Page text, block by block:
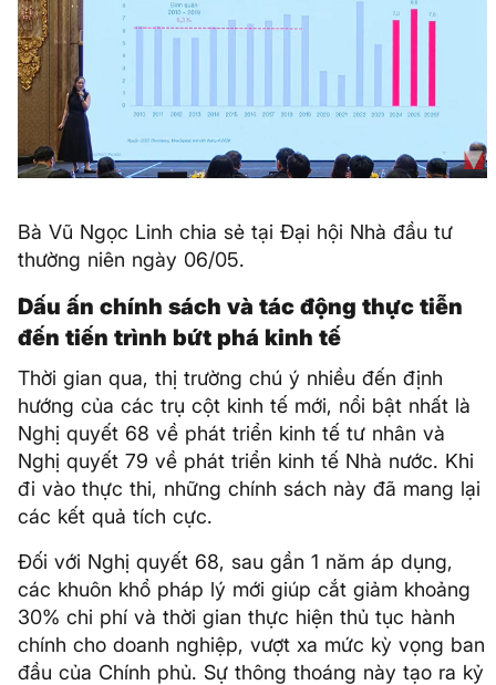
Bà Vũ Ngọc Linh chia sẻ tại Đại hội Nhà đầu tư
thường niên ngày 06/05.
Dấu ấn chính sách và tác động thực tiễn
đến tiến trình bứt phá kinh tế
Thời gian qua, thị trường chú ý nhiều đến định
hướng của các trụ cột kinh tế mới, nổi bật nhất là
Nghị quyết 68 về phát triển kinh tế tư nhân và
Nghị quyết 79 về phát triển kinh tế Nhà nước. Khi
đi vào thực thi, những chính sách này đã mang lại
các kết quả tích cực.
Đối với Nghị quyết 68, sau gần 1 năm áp dụng,
các khuôn khổ pháp lý mới giúp cắt giảm khoảng
30% chi phí và thời gian thực hiện thủ tục hành
chính cho doanh nghiệp, vượt xa mức kỳ vọng ban
đầu của Chính phủ. Sự thông thoáng này tạo ra kỷ